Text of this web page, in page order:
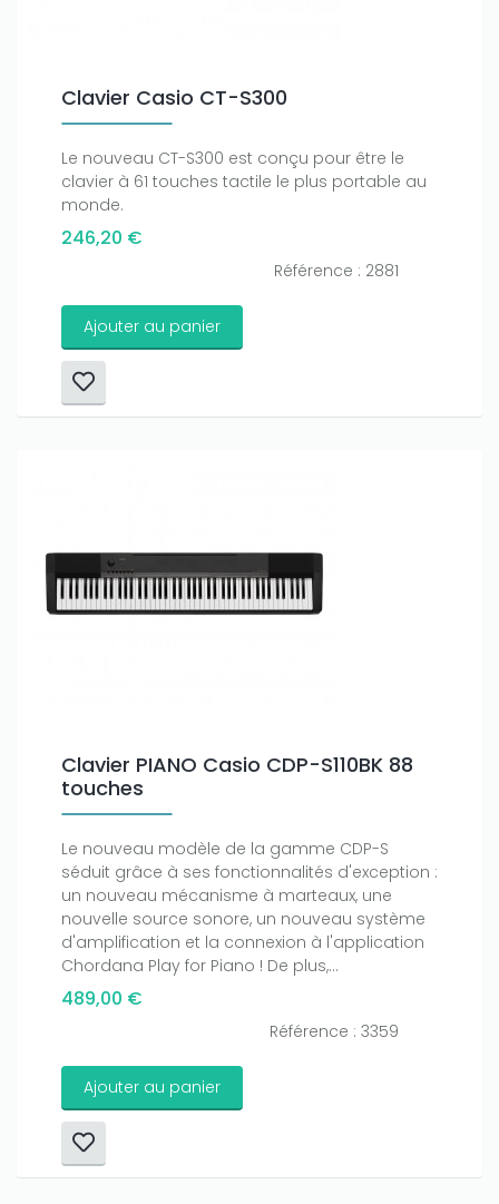
Clavier Casio CT-S300
Le nouveau CT-S300 est conçu pour être le
clavier à 61 touches tactile le plus portable au
monde.
246,20 €
Référence : 2881
Ajouter au panier
Clavier PIANO Casio CDP-S110BK 88
touches
Le nouveau modèle de la gamme CDP-S
séduit grâce à ses fonctionnalités d'exception :
un nouveau mécanisme à marteaux, une
nouvelle source sonore, un nouveau système
d'amplification et la connexion à l'application
Chordana Play for Piano ! De plus,...
489,00 €
Référence : 3359
Ajouter au panier
Only play atJoo casino
amount on your credits!